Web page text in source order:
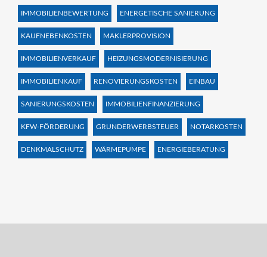
IMMOBILIENBEWERTUNG ENERGETISCHE SANIERUNG
KAUFNEBENKOSTEN MAKLERPROVISION
IMMOBILIENVERKAUF HEIZUNGSMODERNISIERUNG
IMMOBILIENKAUF RENOVIERUNGSKOSTEN EINBAU
SANIERUNGSKOSTEN IMMOBILIENFINANZIERUNG
KFW-FÖRDERUNG GRUNDERWERBSTEUER NOTARKOSTEN
DENKMALSCHUTZ WÄRMEPUMPE ENERGIEBERATUNG